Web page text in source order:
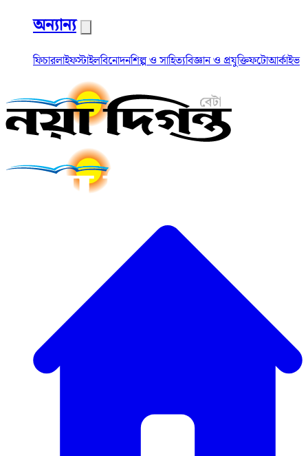
অন্যান্য
ফিচারলাইফস্টাইলবিনোদনশিল্প ও সাহিত্যবিজ্ঞান ও প্রযুক্তিফটোআর্কাইভ